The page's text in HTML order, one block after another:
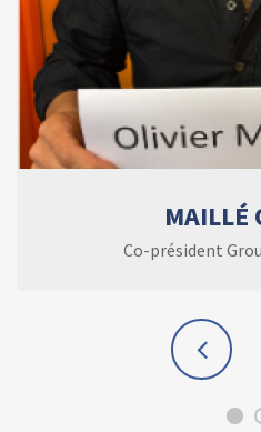
Co-président